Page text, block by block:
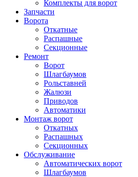
Комплекты для ворот
Запчасти
Ворота
Откатные
Распашные
Секционные
Ремонт
Ворот
Шлагбаумов
Рольставней
Жалюзи
Приводов
Автоматики
Монтаж ворот
Откатных
Распашных
Секционных
Обслуживание
Автоматических ворот
Шлагбаумов